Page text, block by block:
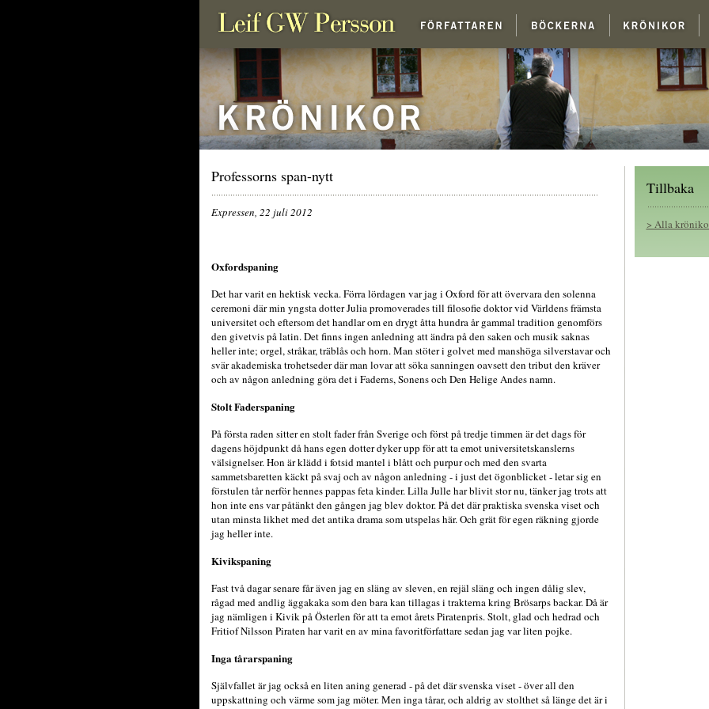
Professorns span-nytt
Expressen, 22 juli 2012
Oxfordspaning
Det har varit en hektisk vecka. Förra lördagen var jag i Oxford för att övervara den solenna
ceremoni där min yngsta dotter Julia promoverades till filosofie doktor vid Världens främsta
universitet och eftersom det handlar om en drygt åtta hundra år gammal tradition genomförs
den givetvis på latin. Det finns ingen anledning att ändra på den saken och musik saknas
heller inte; orgel, stråkar, träblås och horn. Man stöter i golvet med manshöga silverstavar och
svär akademiska trohetseder där man lovar att söka sanningen oavsett den tribut den kräver
och av någon anledning göra det i Faderns, Sonens och Den Helige Andes namn.
Stolt Faderspaning
På första raden sitter en stolt fader från Sverige och först på tredje timmen är det dags för
dagens höjdpunkt då hans egen dotter dyker upp för att ta emot universitetskanslerns
välsignelser. Hon är klädd i fotsid mantel i blått och purpur och med den svarta
sammetsbaretten käckt på svaj och av någon anledning - i just det ögonblicket - letar sig en
förstulen tår nerför hennes pappas feta kinder. Lilla Julle har blivit stor nu, tänker jag trots att
hon inte ens var påtänkt den gången jag blev doktor. På det där praktiska svenska viset och
utan minsta likhet med det antika drama som utspelas här. Och grät för egen räkning gjorde
jag heller inte.
Kivikspaning
Fast två dagar senare får även jag en släng av sleven, en rejäl släng och ingen dålig slev,
rågad med andlig äggakaka som den bara kan tillagas i trakterna kring Brösarps backar. Då är
jag nämligen i Kivik på Österlen för att ta emot årets Piratenpris. Stolt, glad och hedrad och
Fritiof Nilsson Piraten har varit en av mina favoritförfattare sedan jag var liten pojke.
Inga tårarspaning
Självfallet är jag också en liten aning generad - på det där svenska viset - över all den
uppskattning och värme som jag möter. Men inga tårar, och aldrig av stolthet så länge det är i
Tillbaka
> Alla